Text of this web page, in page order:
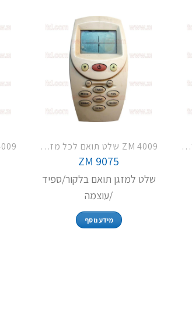
ZM 4009 שלט תואם לכל מזגני פמילי TCL LG האייר וסמסונג ZM 4009 שלט תואם לכל מזגני פמילי TCL LG האייר וסמסונג
ZM 9075
שלט למזגן תואם בלקור/ספיד
/עוצמה
מידע נוסף